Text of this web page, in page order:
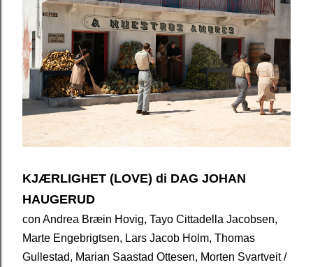
KJÆRLIGHET (LOVE) di DAG JOHAN
HAUGERUD
con Andrea Bræin Hovig, Tayo Cittadella Jacobsen,
Marte Engebrigtsen, Lars Jacob Holm, Thomas
Gullestad, Marian Saastad Ottesen, Morten Svartveit /